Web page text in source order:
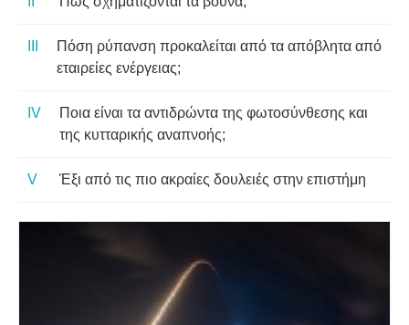
Πόση ρύπανση προκαλείται από τα απόβλητα από
εταιρείες ενέργειας;
Ποια είναι τα αντιδρώντα της φωτοσύνθεσης και
της κυτταρικής αναπνοής;
Έξι από τις πιο ακραίες δουλειές στην επιστήμη